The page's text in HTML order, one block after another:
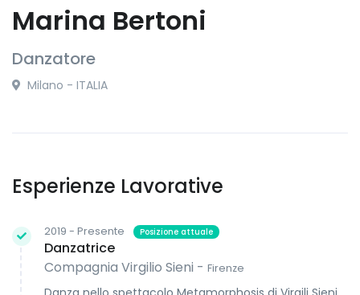
Marina Bertoni
Danzatore
Milano - ITALIA
Esperienze Lavorative
2019 - Presente Posizione attuale
Danzatrice
Compagnia Virgilio Sieni - Firenze